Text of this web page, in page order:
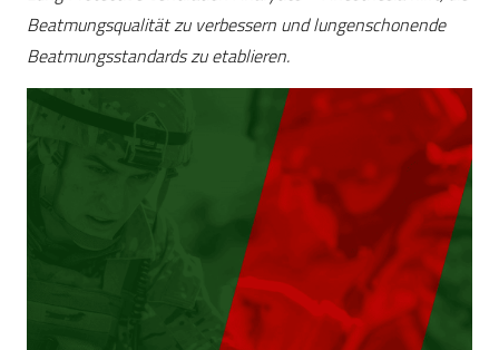
Beatmungsqualität zu verbessern und lungenschonende
Beatmungsstandards zu etablieren.